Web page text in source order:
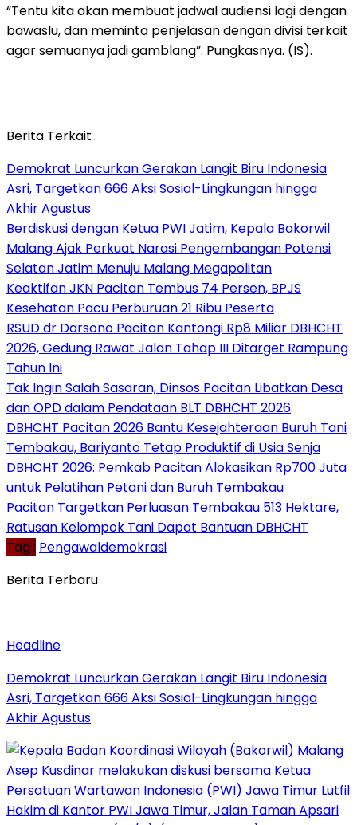
“Tentu kita akan membuat jadwal audiensi lagi dengan
bawaslu, dan meminta penjelasan dengan divisi terkait
agar semuanya jadi gamblang”. Pungkasnya. (IS).
Berita Terkait
Demokrat Luncurkan Gerakan Langit Biru Indonesia
Asri, Targetkan 666 Aksi Sosial-Lingkungan hingga
Akhir Agustus
Berdiskusi dengan Ketua PWI Jatim, Kepala Bakorwil
Malang Ajak Perkuat Narasi Pengembangan Potensi
Selatan Jatim Menuju Malang Megapolitan
Keaktifan JKN Pacitan Tembus 74 Persen, BPJS
Kesehatan Pacu Perburuan 21 Ribu Peserta
RSUD dr Darsono Pacitan Kantongi Rp8 Miliar DBHCHT
2026, Gedung Rawat Jalan Tahap III Ditarget Rampung
Tahun Ini
Tak Ingin Salah Sasaran, Dinsos Pacitan Libatkan Desa
dan OPD dalam Pendataan BLT DBHCHT 2026
DBHCHT Pacitan 2026 Bantu Kesejahteraan Buruh Tani
Tembakau, Bariyanto Tetap Produktif di Usia Senja
DBHCHT 2026: Pemkab Pacitan Alokasikan Rp700 Juta
untuk Pelatihan Petani dan Buruh Tembakau
Pacitan Targetkan Perluasan Tembakau 513 Hektare,
Ratusan Kelompok Tani Dapat Bantuan DBHCHT
Tag : Pengawaldemokrasi
Berita Terbaru
Headline
Demokrat Luncurkan Gerakan Langit Biru Indonesia
Asri, Targetkan 666 Aksi Sosial-Lingkungan hingga
Akhir Agustus